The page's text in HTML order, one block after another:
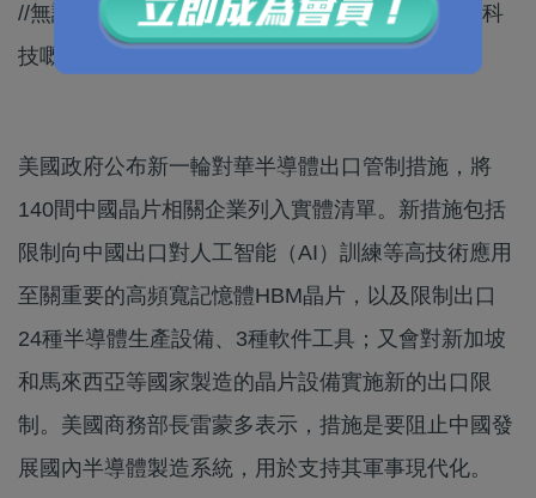
//無論美國點樣打壓，都冇可能阻止到中國發展高科
技嘅決心。//
美國政府公布新一輪對華半導體出口管制措施，將
140間中國晶片相關企業列入實體清單。新措施包括
限制向中國出口對人工智能（AI）訓練等高技術應用
至關重要的高頻寬記憶體HBM晶片，以及限制出口
24種半導體生產設備、3種軟件工具；又會對新加坡
和馬來西亞等國家製造的晶片設備實施新的出口限
制。美國商務部長雷蒙多表示，措施是要阻止中國發
展國內半導體製造系統，用於支持其軍事現代化。